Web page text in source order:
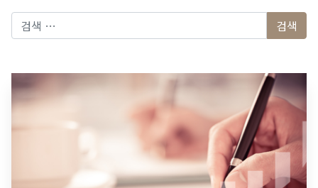
다음 검색: